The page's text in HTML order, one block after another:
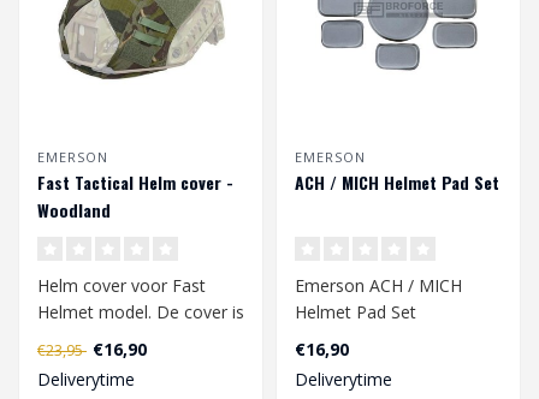
EMERSON
Fast Tactical Helm cover -
Woodland
Helm cover voor Fast
Helmet model. De cover is
voorzien van 6 klittenband
patch ..
€23,95 €16,90
Deliverytime
EMERSON
ACH / MICH Helmet Pad Set
Emerson ACH / MICH
Helmet Pad Set
€16,90
Deliverytime